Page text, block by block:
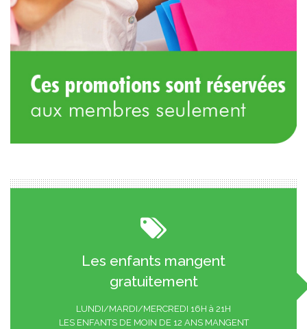
Les enfants mangent
gratuitement
LUNDI/MARDI/MERCREDI 16H à 21H
LES ENFANTS DE MOIN DE 12 ANS MANGENT